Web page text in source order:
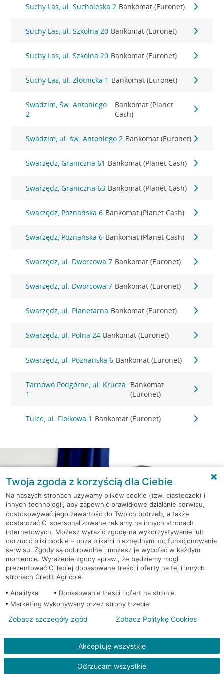
Suchy Las, ul. Sucholeska 2 Bankomat (Euronet)
Suchy Las, ul. Szkolna 20 Bankomat (Euronet)
Suchy Las, ul. Szkolna 20 Bankomat (Euronet)
Suchy Las, ul. Złotnicka 1 Bankomat (Euronet)
Swadzim, Św. Antoniego
2
Bankomat (Planet
Cash)
Swadzim, ul. św. Antoniego 2 Bankomat (Euronet)
Swarzędz, Graniczna 61 Bankomat (Planet Cash)
Swarzędz, Graniczna 63 Bankomat (Planet Cash)
Swarzędz, Poznańska 6 Bankomat (Planet Cash)
Swarzędz, Poznańska 6 Bankomat (Planet Cash)
Swarzędz, ul. Dworcowa 7 Bankomat (Euronet)
Swarzędz, ul. Dworcowa 7 Bankomat (Euronet)
Swarzędz, ul. Planetarna Bankomat (Euronet)
Swarzędz, ul. Polna 24 Bankomat (Euronet)
Swarzędz, ul. Poznańska 6 Bankomat (Euronet)
Tarnowo Podgórne, ul. Krucza
1
Bankomat
(Euronet)
Tulce, ul. Fiołkowa 1 Bankomat (Euronet)
Kredyt gotówkowy na Twoje
wakacyjne plany
Weź kredyt na to co ważne. Twoje marzenia
nie muszą czekać!
RRSO: 9,6%
WEŹ KREDYT NOTA PRAWNA
Twoja zgoda z korzyścią dla Ciebie
Na naszych stronach używamy plików cookie (tzw. ciasteczek) i
innych technologii, aby zapewnić prawidłowe działanie serwisu,
dostosowywać jego zawartość do Twoich potrzeb, a także
dostarczać Ci spersonalizowane reklamy na innych stronach
internetowych. Możesz wyrazić zgodę na wykorzystywanie lub
odrzucić pliki cookie – poza plikami niezbędnymi do funkcjonowania
serwisu. Zgody są dobrowolne i możesz je wycofać w każdym
momencie. Wyrażenie zgody sprawi, że będziemy mogli
prezentować Ci lepiej dopasowane treści i oferty na tej i innych
stronach Credit Agricole.
Analityka
Dopasowanie treści i ofert na stronie
Marketing wykonywany przez strony trzecie
Akceptuję wszystkie
Odrzucam wszystkie
Zobacz szczegóły zgód Zobacz Politykę Cookies